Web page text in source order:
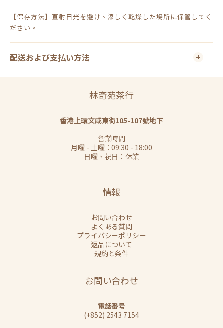
【保存方法】直射日光を避け、涼しく乾燥した場所に保管してく
ださい。
配送および支払い方法
林奇苑茶行
香港上環文咸東街105-107號地下
営業時間
月曜 - 土曜：09:30 - 18:00
日曜、祝日：休業
情報
お問い合わせ
よくある質問
プライバシーポリシー
返品について
規約と条件
お問い合わせ
電話番号
(+852) 2543 7154